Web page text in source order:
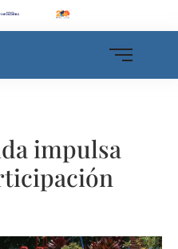
impulsa